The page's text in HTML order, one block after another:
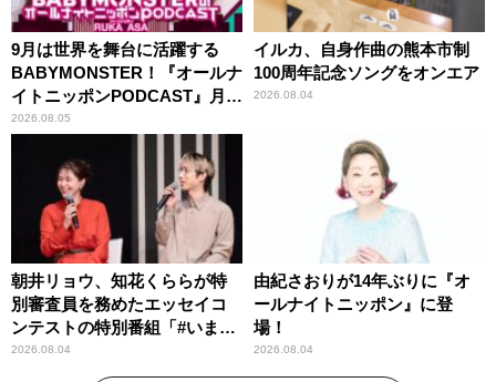
9月は世界を舞台に活躍する
BABYMONSTER！『オールナ
イトニッポンPODCAST』月替
わりパーソナリティ
2026.08.05
イルカ、自身作曲の熊本市制
100周年記念ソングをオンエア
2026.08.04
朝井リョウ、知花くららが特
別審査員を務めたエッセイコ
ンテストの特別番組「#いまあ
なたに伝えたいこと」
2026.08.04
由紀さおりが14年ぶりに『オ
ールナイトニッポン』に登
場！
2026.08.04